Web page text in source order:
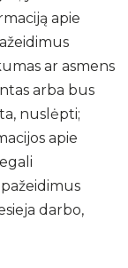
apie
ar asmens
arba bus
nuslėpti;
apie
darbo,